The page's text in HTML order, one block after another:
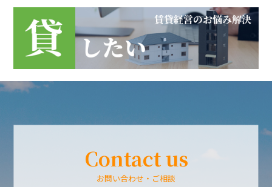
Contact us
お問い合わせ・ご相談